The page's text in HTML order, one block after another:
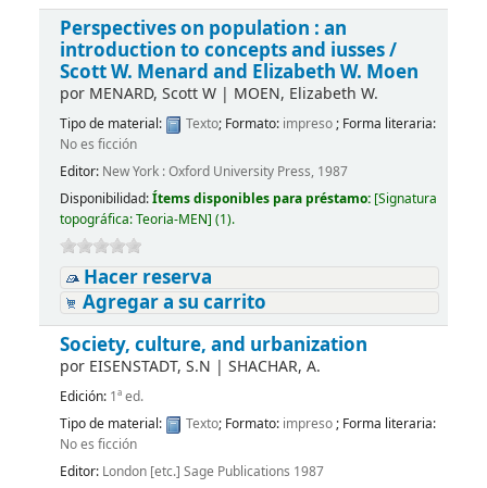
Perspectives on population : an
introduction to concepts and iusses /
Scott W. Menard and Elizabeth W. Moen
por MENARD, Scott W| MOEN, Elizabeth W.
Tipo de material: Texto; Formato: impreso; Forma literaria:
No es ficción
Editor: New York : Oxford University Press, 1987
Disponibilidad:Ítems disponibles para préstamo: [Signatura
topográfica:Teoria-MEN] (1).
Hacer reserva
Agregar a su carrito
Society, culture, and urbanization
por EISENSTADT, S.N | SHACHAR, A.
Edición: 1ª ed.
Tipo de material:
Texto; Formato: impreso; Forma literaria:
No es ficción
Editor: London [etc.] Sage Publications 1987